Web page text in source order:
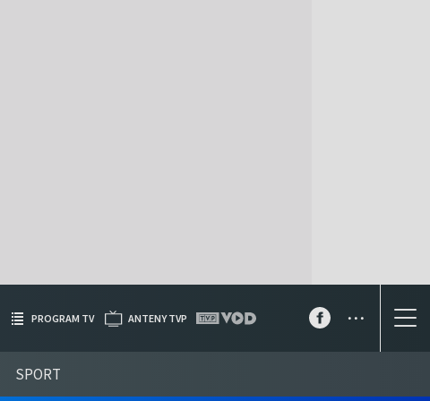
SPORT
PROGRAM TV ANTENY TVP ...